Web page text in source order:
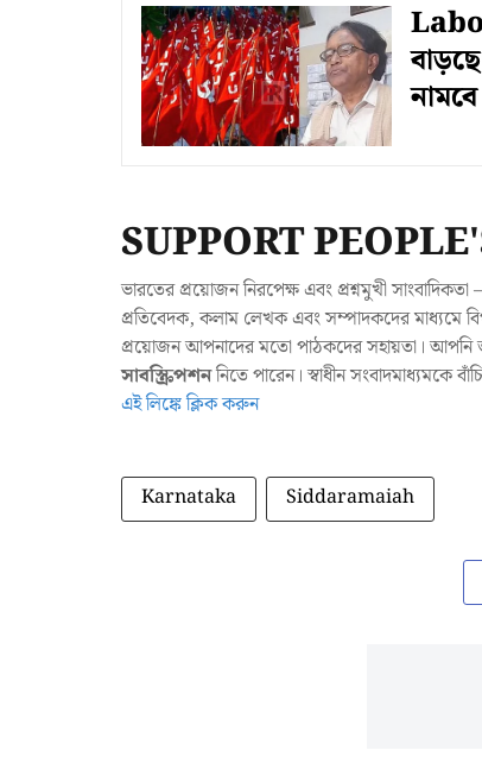
SUPPORT
ভারতের প্রয়োজন নিরপেক্ষ এবং প্রশ্নমুখী
প্রতিবেদক, কলাম লেখক এবং সম্পাদকদের মাধ্যমে
প্রয়োজন আপনাদের মতো পাঠকদের সহায়তা। আপনি
সাবস্ক্রিপশননিতে পারেন। স্বাধীন সংবাদমাধ্যমকে
এই লিঙ্কে ক্লিক করুন
Karnataka Siddaramaiah